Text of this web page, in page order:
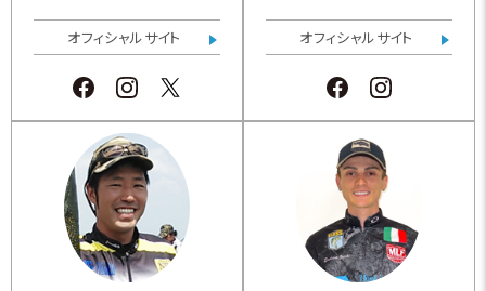
オフィシャルサイト オフィシャルサイト